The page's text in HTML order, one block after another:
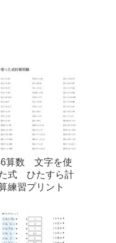
算数 文字を使
式 ひたすら計
練習プリント